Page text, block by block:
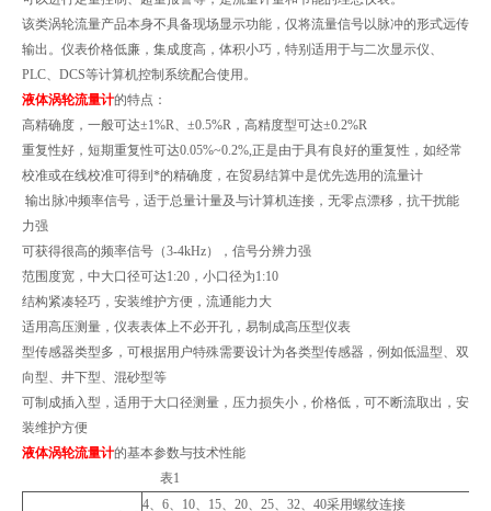
该类涡轮流量产品本身不具备现场显示功能，仅将流量信号以脉冲的形式远传
输出。仪表价格低廉，集成度高，体积小巧，特别适用于与二次显示仪、
PLC、DCS等计算机控制系统配合使用。
液体涡轮流量计的特点：
高精确度，一般可达±1%R、±0.5%R，高精度型可达±0.2%R
重复性好，短期重复性可达0.05%~0.2%,正是由于具有良好的重复性，如经常
校准或在线校准可得到*的精确度，在贸易结算中是优先选用的流量计
输出脉冲频率信号，适于总量计量及与计算机连接，无零点漂移，抗干扰能
力强
可获得很高的频率信号（3-4kHz），信号分辨力强
范围度宽，中大口径可达1:20，小口径为1:10
结构紧凑轻巧，安装维护方便，流通能力大
适用高压测量，仪表表体上不必开孔，易制成高压型仪表
型传感器类型多，可根据用户特殊需要设计为各类型传感器，例如低温型、双
向型、井下型、混砂型等
可制成插入型，适用于大口径测量，压力损失小，价格低，可不断流取出，安
装维护方便
液体涡轮流量计的基本参数与技术性能
表1
4、6、10、15、20、25、32、40采用螺纹连接